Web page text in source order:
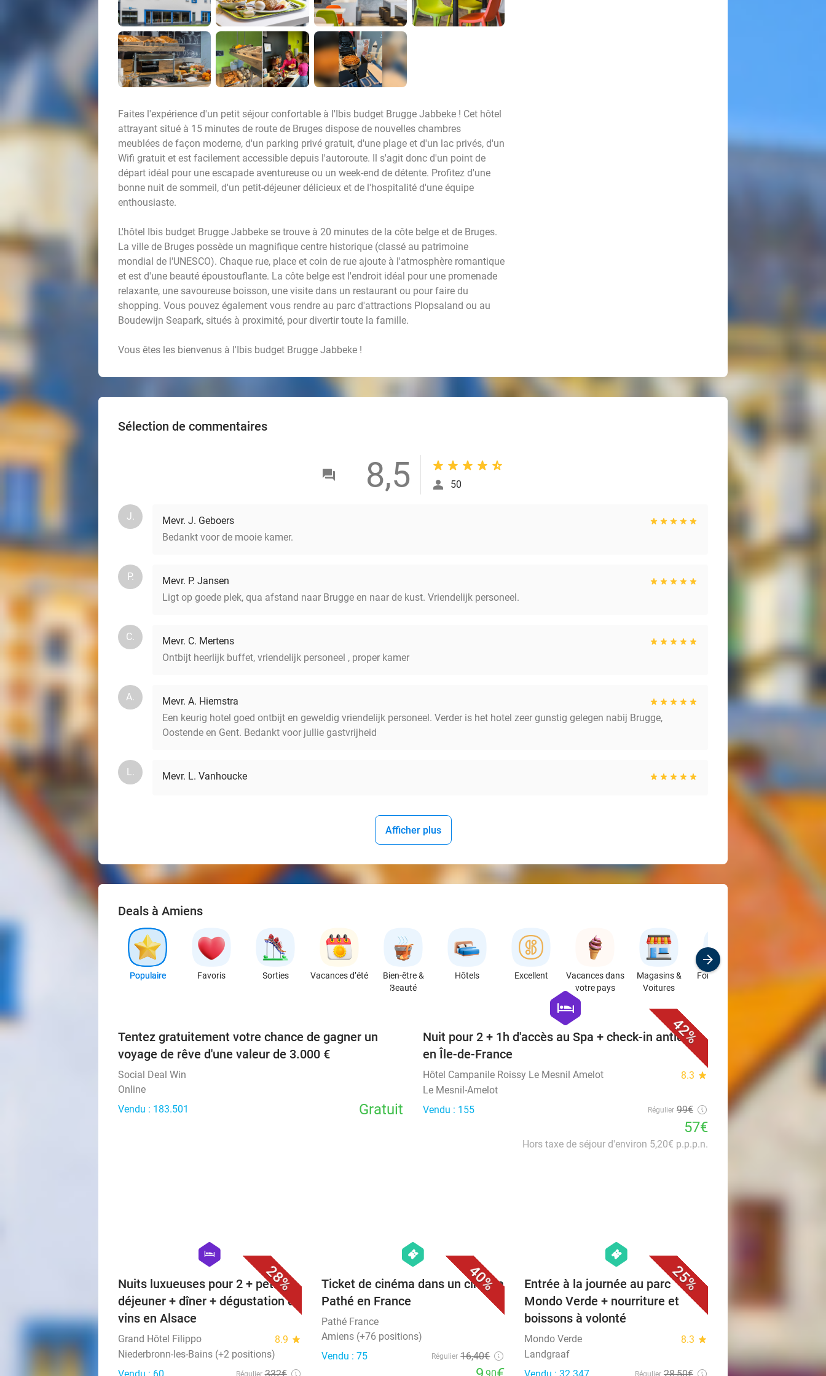
Faites l'expérience d'un petit séjour confortable à l'Ibis budget Brugge Jabbeke ! Cet hôtel
attrayant situé à 15 minutes de route de Bruges dispose de nouvelles chambres
meublées de façon moderne, d'un parking privé gratuit, d'une plage et d'un lac privés, d'un
Wifi gratuit et est facilement accessible depuis l'autoroute. Il s'agit donc d'un point de
départ idéal pour une escapade aventureuse ou un week-end de détente. Profitez d'une
bonne nuit de sommeil, d'un petit-déjeuner délicieux et de l'hospitalité d'une équipe
enthousiaste.
L'hôtel Ibis budget Brugge Jabbeke se trouve à 20 minutes de la côte belge et de Bruges.
La ville de Bruges possède un magnifique centre historique (classé au patrimoine
mondial de l'UNESCO). Chaque rue, place et coin de rue ajoute à l'atmosphère romantique
et est d'une beauté époustouflante. La côte belge est l'endroit idéal pour une promenade
relaxante, une savoureuse boisson, une visite dans un restaurant ou pour faire du
shopping. Vous pouvez également vous rendre au parc d'attractions Plopsaland ou au
Boudewijn Seapark, situés à proximité, pour divertir toute la famille.
Vous êtes les bienvenus à l'Ibis budget Brugge Jabbeke !
Sélection de commentaires
8,5 50
J.
Mevr. J. Geboers
Bedankt voor de mooie kamer.
P.
Mevr. P. Jansen
Ligt op goede plek, qua afstand naar Brugge en naar de kust. Vriendelijk personeel.
C.
Mevr. C. Mertens
Ontbijt heerlijk buffet, vriendelijk personeel , proper kamer
A.
Mevr. A. Hiemstra
Een keurig hotel goed ontbijt en geweldig vriendelijk personeel. Verder is het hotel zeer gunstig gelegen nabij Brugge,
Oostende en Gent. Bedankt voor jullie gastvrijheid
L. Mevr. L. Vanhoucke
Afficher plus
Deals à Amiens
Populaire Favoris Sorties Vacances d’été
Bien-être &
Beauté
Hôtels Excellent
Vacances dans
votre pays
Magasins &
Voitures
Formations &
favorite_border
Tentez gratuitement votre chance de gagner un
voyage de rêve d'une valeur de 3.000 €
Social Deal Win
Online
Vendu : 183.501
Gratuit
42%
hexagon
hotel
Nuit pour 2 + 1h d'accès au Spa + check-in anticipé
en Île-de-France
Hôtel Campanile Roissy Le Mesnil Amelot 8.3 star
Le Mesnil-Amelot
Vendu : 155
Régulier 99€
57€
Hors taxe de séjour d'environ 5,20€ p.p.p.n.
28%
hexagon
hotel
Nuits luxueuses pour 2 + petit-
déjeuner + dîner + dégustation de
vins en Alsace
Grand Hôtel Filippo 8.9 star
Niederbronn-les-Bains (+2 positions)
Régulier
40%
hexagon
events
Ticket de cinéma dans un cinéma
Pathé en France
Pathé France
Amiens (+76 positions)
Vendu : 75
Régulier 16,40€
25%
hexagon
events
Entrée à la journée au parc
Mondo Verde + nourriture et
boissons à volonté
Mondo Verde 8.3 star
Landgraaf
Régulier